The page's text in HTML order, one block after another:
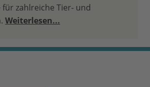
zahlreiche Tier- und
Weiterlesen...